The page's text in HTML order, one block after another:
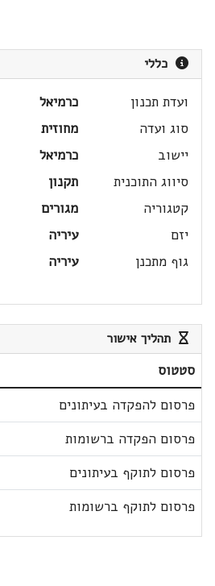
כללי
ועדת תכנון
כרמיאל
סוג ועדה
מחוזית
יישוב
כרמיאל
סיווג התוכנית
תקנון
קטגוריה
מגורים
יזם
עיריה
גוף מתכנן
עיריה
תהליך אישור
סטטוס
פרסום להפקדה בעיתונים
פרסום הפקדה ברשומות
פרסום לתוקף בעיתונים
פרסום לתוקף ברשומות